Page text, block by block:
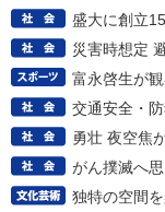
盛大に創立
災害時想定
富永啓生が
交通安全・
勇壮 夜空焦
がん撲滅へ
独特の空間